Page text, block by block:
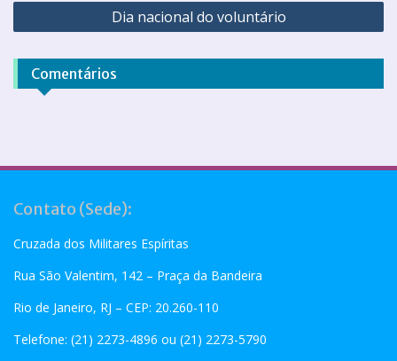
Dia nacional do voluntário
Comentários
Contato (Sede):
Cruzada dos Militares Espíritas
Rua São Valentim, 142 – Praça da Bandeira
Rio de Janeiro, RJ – CEP: 20.260-110
Telefone: (21) 2273-4896 ou (21) 2273-5790